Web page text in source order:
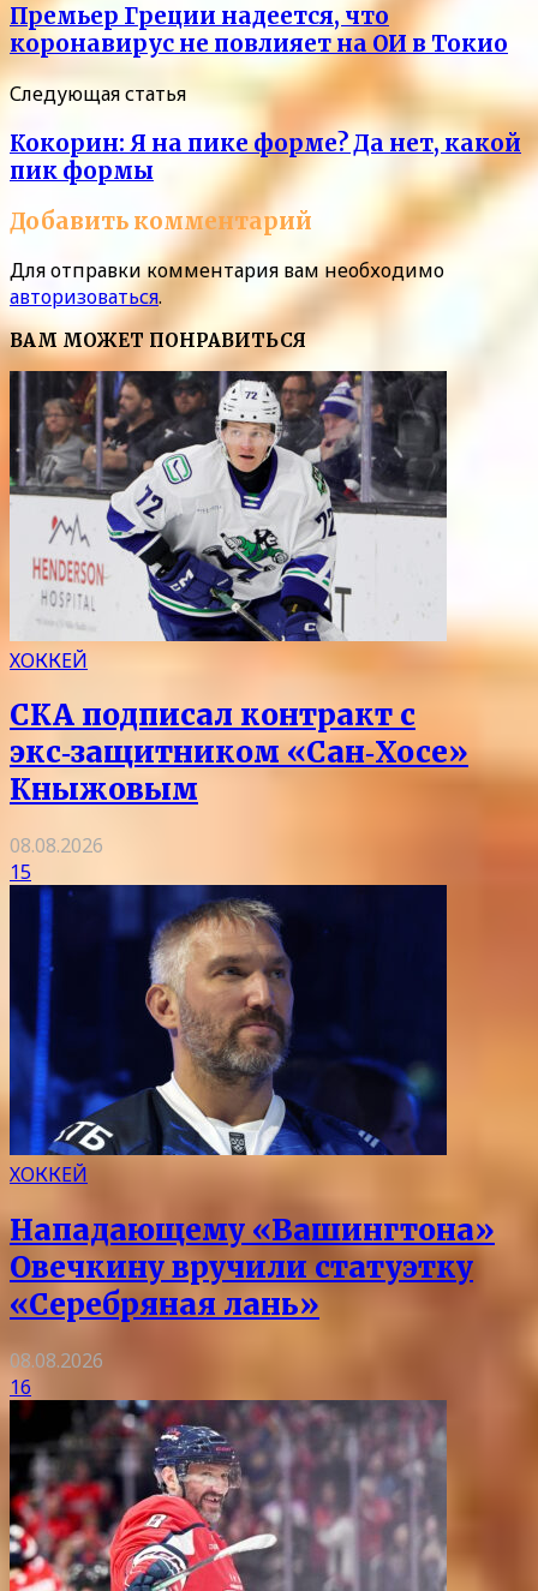
Премьер Греции надеется, что
коронавирус не повлияет на ОИ в Токио
Следующая статья
Кокорин: Я на пике форме? Да нет, какой
пик формы
Добавить комментарий
Для отправки комментария вам необходимо
авторизоваться.
ВАМ МОЖЕТ ПОНРАВИТЬСЯ
ХОККЕЙ
СКА подписал контракт с
экс‑защитником «Сан‑Хосе»
Кныжовым
08.08.2026
15
ХОККЕЙ
Нападающему «Вашингтона»
Овечкину вручили статуэтку
«Серебряная лань»
08.08.2026
16